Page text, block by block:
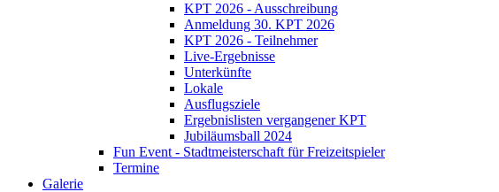
KPT 2026 - Ausschreibung
Anmeldung 30. KPT 2026
KPT 2026 - Teilnehmer
Live-Ergebnisse
Unterkünfte
Lokale
Ausflugsziele
Ergebnislisten vergangener KPT
Jubiläumsball 2024
Fun Event - Stadtmeisterschaft für Freizeitspieler
Termine
Galerie